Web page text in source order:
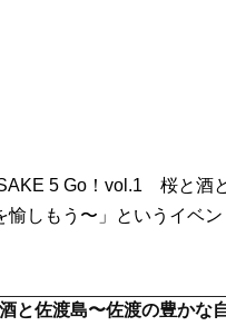
5 Go！vol.1 桜と酒
しもう〜」というイベン
佐渡島〜佐渡の豊かな